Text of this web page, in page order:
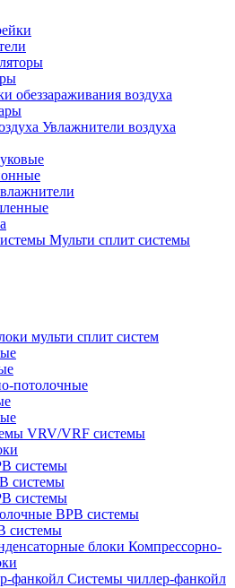
обеззараживания воздуха
Увлажнители воздуха
Мульти сплит системы
мульти сплит систем
потолочные
VRV/VRF системы
системы
системы
системы
ВРВ системы
системы
Компрессорно-
Системы чиллер-фанкойл